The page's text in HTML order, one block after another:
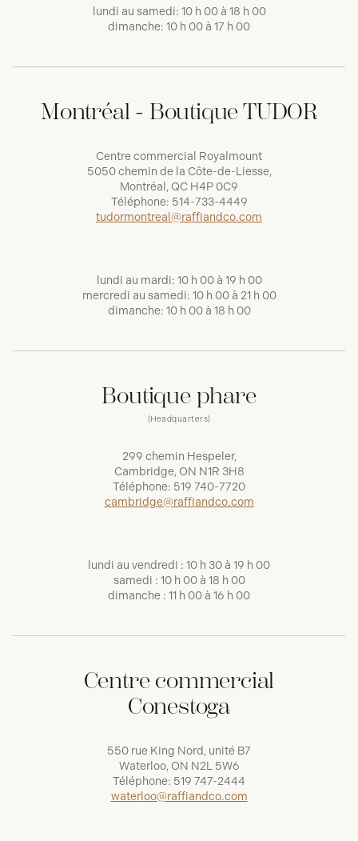
lundi au samedi: 10 h 00 à 18 h 00
dimanche: 10 h 00 à 17 h 00
Montréal - Boutique TUDOR
Centre commercial Royalmount
5050 chemin de la Côte-de-Liesse,
Montréal, QC H4P 0C9
Téléphone: 514-733-4449
tudormontreal@raffiandco.com
lundi au mardi: 10 h 00 à 19 h 00
mercredi au samedi: 10 h 00 à 21 h 00
dimanche: 10 h 00 à 18 h 00
Boutique phare
(Headquarters)
299 chemin Hespeler,
Cambridge, ON N1R 3H8
Téléphone: 519 740-7720
cambridge@raffiandco.com
lundi au vendredi : 10 h 30 à 19 h 00
samedi : 10 h 00 à 18 h 00
dimanche : 11 h 00 à 16 h 00
Centre commercial
Conestoga
550 rue King Nord, unité B7
Waterloo, ON N2L 5W6
Téléphone: 519 747-2444
waterloo@raffiandco.com